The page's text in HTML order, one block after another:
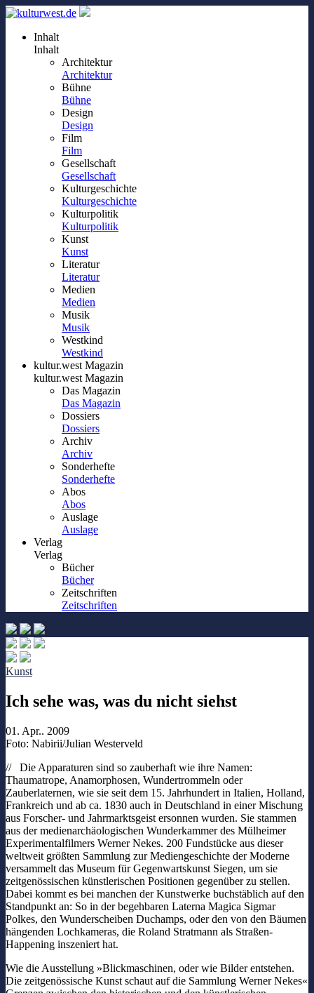
Inhalt
Inhalt
Architektur
Architektur
Bühne
Bühne
Design
Design
Film
Film
Gesellschaft
Gesellschaft
Kulturgeschichte
Kulturgeschichte
Kulturpolitik
Kulturpolitik
Kunst
Kunst
Literatur
Literatur
Medien
Medien
Musik
Musik
Westkind
Westkind
kultur.west Magazin
kultur.west Magazin
Das Magazin
Das Magazin
Dossiers
Dossiers
Archiv
Archiv
Sonderhefte
Sonderhefte
Abos
Abos
Auslage
Auslage
Verlag
Verlag
Bücher
Bücher
Zeitschriften
Zeitschriften
Kunst
Ich sehe was, was du nicht siehst
01. Apr.. 2009
Foto: Nabirii/Julian Westerveld
// Die Apparaturen sind so zauberhaft wie ihre Namen:
Thaumatrope, Anamorphosen, Wundertrommeln oder
Zauberlaternen, wie sie seit dem 15. Jahrhundert in Italien, Holland,
Frankreich und ab ca. 1830 auch in Deutschland in einer Mischung
aus Forscher- und Jahrmarktsgeist ersonnen wurden. Sie stammen
aus der medienarchäologischen Wunderkammer des Mülheimer
Experimentalfilmers Werner Nekes. 200 Fundstücke aus dieser
weltweit größten Sammlung zur Mediengeschichte der Moderne
versammelt das Museum für Gegenwartskunst Siegen, um sie
zeitgenössischen künstlerischen Positionen gegenüber zu stellen.
Dabei kommt es bei manchen der Kunstwerke buchstäblich auf den
Standpunkt an: So in der begehbaren Laterna Magica Sigmar
Polkes, den Wunderscheiben Duchamps, oder den von den Bäumen
hängenden Lochkameras, die Roland Stratmann als Straßen-
Happening inszeniert hat.
Wie die Ausstellung »Blickmaschinen, oder wie Bilder entstehen.
Die zeitgenössische Kunst schaut auf die Sammlung Werner Nekes«